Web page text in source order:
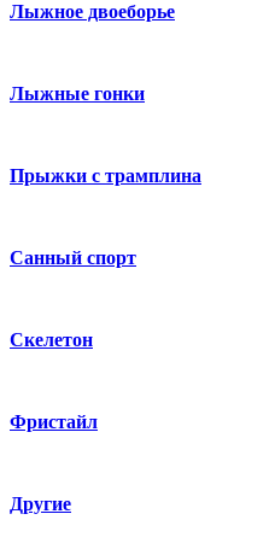
Лыжное двоеборье
Лыжные гонки
Прыжки с трамплина
Санный спорт
Скелетон
Фристайл
Другие